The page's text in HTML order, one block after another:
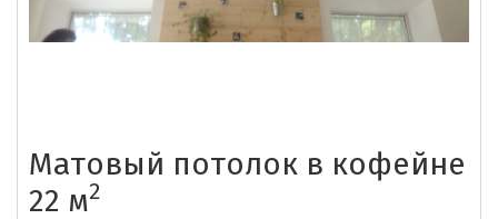
Матовый потолок в кофейне
22 м2